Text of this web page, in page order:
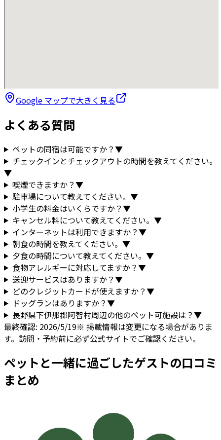
Google マップで大きく見る
よくある質問
ペットの同宿は可能ですか？▼
チェックインとチェックアウトの時間を教えてください。
▼
喫煙できますか？▼
駐車場について教えてください。 ▼
小学生の料金はいくらですか？▼
キャンセル料について教えてください。 ▼
インターネットは利用できますか？▼
朝食の時間を教えてください。 ▼
夕食の時間について教えてください。 ▼
食物アレルギーに対応してますか？▼
送迎サービスはありますか？▼
どのクレジットカードが使えますか？▼
ドッグランはありますか？▼
長野県下伊那郡阿智村周辺の他のペット可施設は？▼
最終確認: 2026/5/19※ 掲載情報は変更になる場合がありま
す。訪問・予約前に必ず公式サイトでご確認ください。
ペットと一緒に過ごしたゲストの口コミ
まとめ